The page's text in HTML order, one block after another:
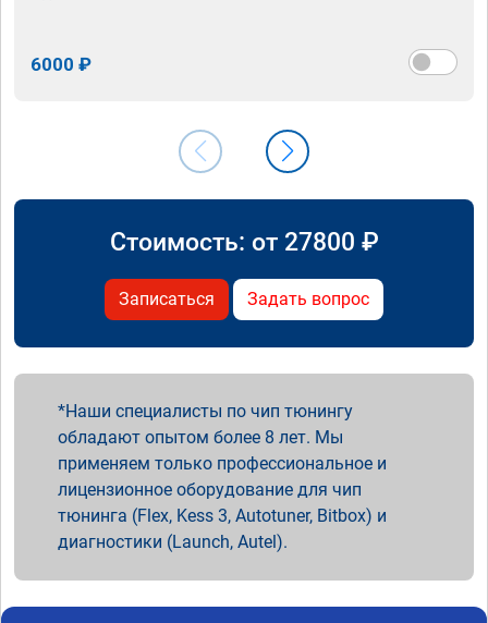
6000 ₽
Стоимость: от 27800 ₽
Записаться Задать вопрос
Наши специалисты по чип тюнингу
обладают опытом более 8 лет. Мы
применяем только профессиональное и
лицензионное оборудование для чип
тюнинга (Flex, Kess 3, Autotuner, Bitbox) и
диагностики (Launch, Autel).